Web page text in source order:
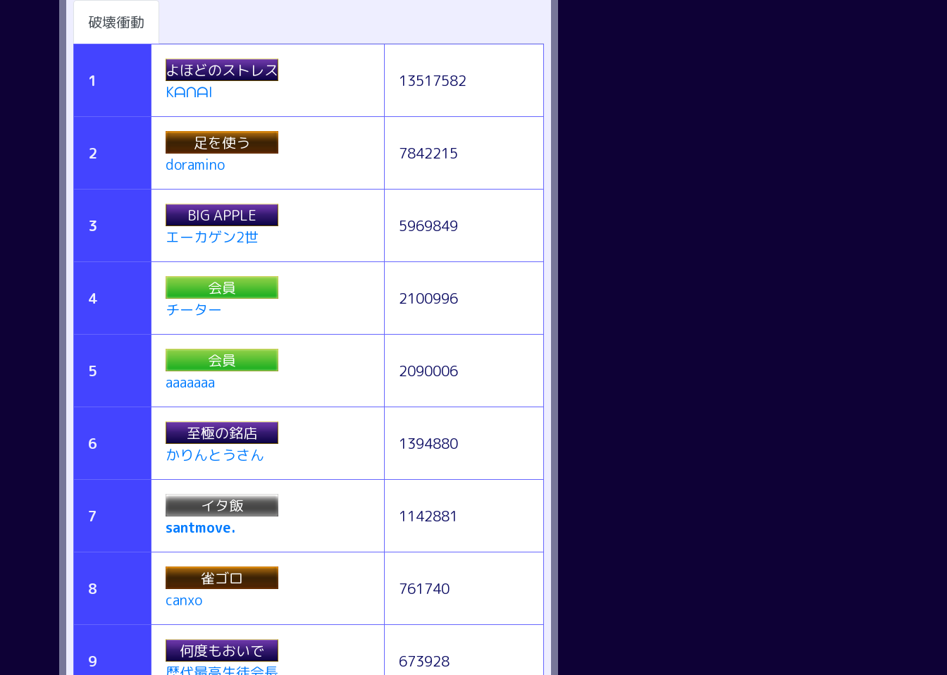
破壊衝動
1
よほどのストレス
KᗩᑎᗩI
13517582
2
足を使う
doramino
7842215
3
BIG APPLE
エーカゲン2世
5969849
4
会員
チーター
2100996
5
会員
aaaaaaa
2090006
6
至極の銘店
かりんとうさん
1394880
7
イタ飯
santmove.
1142881
8
雀ゴロ
canxo
761740
9
何度もおいで
673928